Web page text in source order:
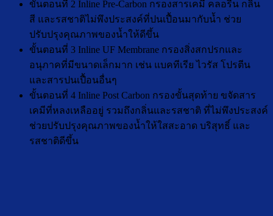
ขั้นตอนที่ 2 Inline Pre-Carbon กรองสารเคมี คลอรีน กลิ่น
สี และรสชาติไม่พึงประสงค์ที่ปนเปื้อนมากับน้ำ ช่วย
ปรับปรุงคุณภาพของน้ำให้ดีขึ้น
ขั้นตอนที่ 3 Inline UF Membrane กรองสิ่งสกปรกและ
อนุภาคที่มีขนาดเล็กมาก เช่น แบคทีเรีย ไวรัส โปรตีน
และสารปนเปื้อนอื่นๆ
ขั้นตอนที่ 4 Inline Post Carbon กรองขั้นสุดท้าย ขจัดสาร
เคมีที่หลงเหลืออยู่ รวมถึงกลิ่นและรสชาติ ที่ไม่พึงประสงค์
ช่วยปรับปรุงคุณภาพของน้ำให้ใสสะอาด บริสุทธิ์ และ
รสชาติดีขึ้น